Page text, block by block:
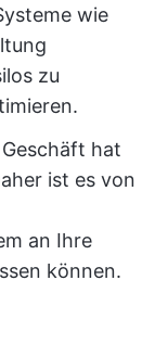
wie
zu
hat
ist es von
an Ihre
können.